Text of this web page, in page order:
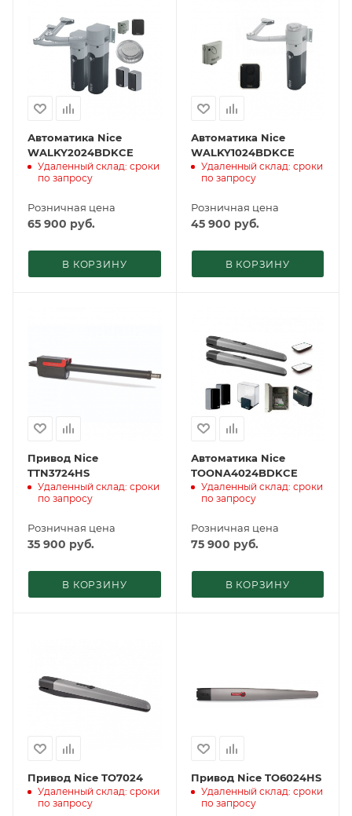
Автоматика Nice
WALKY2024BDKCE
Удаленный склад: сроки
по запросу
Розничная цена
65 900 руб.
В КОРЗИНУ
Автоматика Nice
WALKY1024BDKCE
Удаленный склад: сроки
по запросу
Розничная цена
45 900 руб.
В КОРЗИНУ
Привод Nice
TTN3724HS
Удаленный склад: сроки
по запросу
Розничная цена
35 900 руб.
В КОРЗИНУ
Автоматика Nice
TOONA4024BDKCE
Удаленный склад: сроки
по запросу
Розничная цена
75 900 руб.
В КОРЗИНУ
Привод Nice TO7024
Удаленный склад: сроки
по запросу
Привод Nice TO6024HS
Удаленный склад: сроки
по запросу